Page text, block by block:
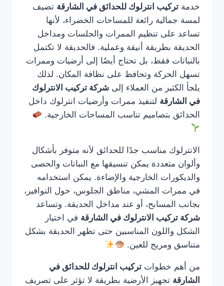
خدمة تركيب انترلوك للحدائق في الشارقة تضيف
لمسة جمالية رائعة للمساحات الخضراء، لأنها
تساعد على تنظيم الممرات والجلسات ومداخل
الحديقة بطريقة أنيقة وعملية. فالحديقة لا تكتمل
بالنباتات فقط، بل تحتاج أيضًا إلى أرضيات وممرات
تسهل الحركة وتحافظ على نظافة المكان. لذلك
يلجأ الكثير من العملاء إلى شركة تركيب الانترلوك
في الشارقة لتنفيذ ممرات وأرضيات انترلوك داخل
الحدائق بتصاميم تناسب المساحات الخارجية.
الانترلوك مناسب جدًا للحدائق لأنه متوفر بأشكال
وألوان متعددة يمكن تنسيقها مع النباتات والحصى
والديكورات الخارجية والإضاءة. يمكن استخدامه
في ممرات المشي، مناطق الجلوس، حول النوافير،
بجانب المسابح، أو عند مداخل الحديقة. وتساعد
شركة تركيب الانترلوك في الشارقة في اختيار
الشكل واللون المناسبين حتى تظهر الحديقة بشكل
متناسق ومريح للعين.
من أهم خطوات تركيب انترلوك للحدائق في
الشارقة تجهيز الأرضية بطريقة لا تؤثر على تصريف